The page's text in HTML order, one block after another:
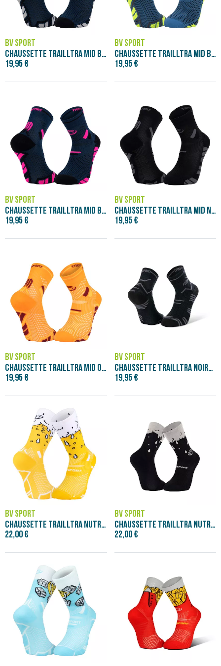
BV SPORT
CHAUSSETTE TRAILLTRA MID BLEU/GRIS
19,95 €
BV SPORT
CHAUSSETTE TRAILLTRA MID BLEU/JAUNE
19,95 €
BV SPORT
CHAUSSETTE TRAILLTRA MID BLEU/ROSE
19,95 €
BV SPORT
CHAUSSETTE TRAILLTRA MID NOIR/GRIS
19,95 €
BV SPORT
CHAUSSETTE TRAILLTRA MID ORANGE/BORDEAUX
19,95 €
BV SPORT
CHAUSSETTE TRAILLTRA NOIR/GRIS
19,95 €
BV SPORT
CHAUSSETTE TRAILLTRA NUTRISOCKS BIERE
22,00 €
BV SPORT
CHAUSSETTE TRAILLTRA NUTRISOCKS BIERE BR
22,00 €